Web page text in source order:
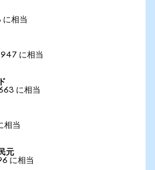
に相当
に相当
に相当
相当
元
に相当